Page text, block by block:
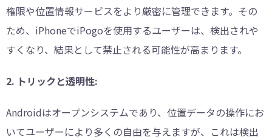
権限や位置情報サービスをより厳密に管理できます。その
ため、iPhoneでiPogoを使用するユーザーは、検出されや
すくなり、結果として禁止される可能性が高まります。
2. トリックと透明性:
Androidはオープンシステムであり、位置データの操作にお
いてユーザーにより多くの自由を与えますが、これは検出